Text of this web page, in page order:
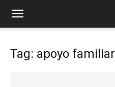
Tag: apoyo familiar